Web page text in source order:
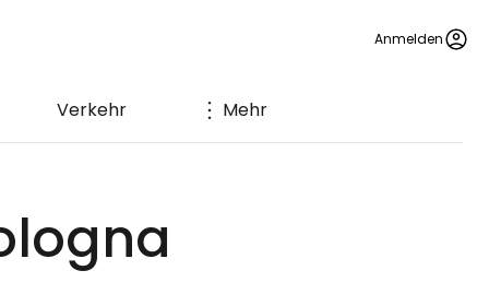
Anmelden
Verkehr Mehr